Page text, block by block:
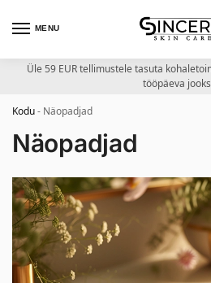
MENU
Üle 59 EUR tellimustele tasuta
tööpäeva
Kodu- Näopadjad
Näopadjad